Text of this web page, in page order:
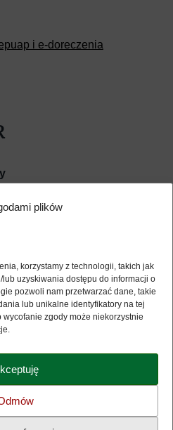
plików
korzystamy z technologii, takich jak
uzyskiwania dostępu do informacji o
pozwoli nam przetwarzać dane, takie
lub unikalne identyfikatory na tej
zgody może niekorzystnie
Newsletter i potwierdzam
(dostępny poniżej) i polityką
(dostępna poniżej). Dokumenty